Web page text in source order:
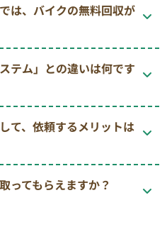
は、バイクの無料回収が
テム」との違いは何です
て、依頼するメリットは
ってもらえますか？